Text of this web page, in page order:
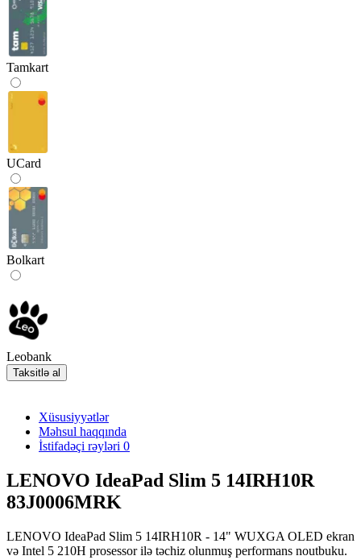
Tamkart
UCard
Bolkart
Leobank
Taksitlə al
Xüsusiyyətlər
Məhsul haqqında
İstifadəçi rəyləri 0
LENOVO IdeaPad Slim 5 14IRH10R
83J0006MRK
LENOVO IdeaPad Slim 5 14IRH10R - 14" WUXGA OLED ekran
və Intel 5 210H prosessor ilə təchiz olunmuş performans noutbuku.